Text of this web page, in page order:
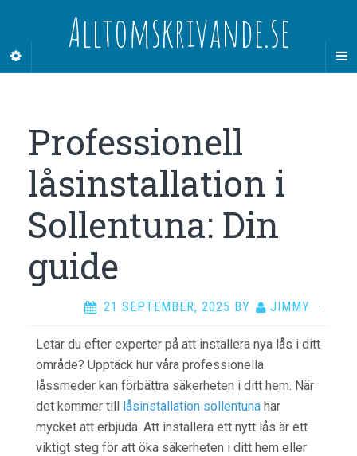
Alltomskrivande.se
Professionell
låsinstallation i
Sollentuna: Din
guide
21 SEPTEMBER, 2025 BY JIMMY ·
Letar du efter experter på att installera nya lås i ditt
område? Upptäck hur våra professionella
låssmeder kan förbättra säkerheten i ditt hem. När
det kommer till låsinstallation sollentuna har
mycket att erbjuda. Att installera ett nytt lås är ett
viktigt steg för att öka säkerheten i ditt hem eller